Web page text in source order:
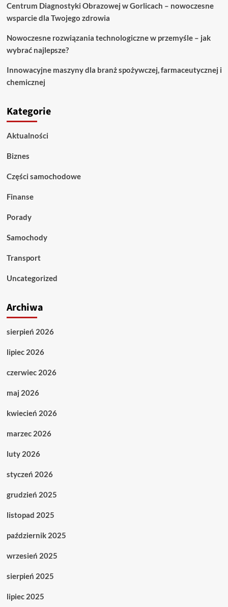
Centrum Diagnostyki Obrazowej w Gorlicach – nowoczesne
wsparcie dla Twojego zdrowia
Nowoczesne rozwiązania technologiczne w przemyśle – jak
wybrać najlepsze?
Innowacyjne maszyny dla branż spożywczej, farmaceutycznej i
chemicznej
Kategorie
Aktualności
Biznes
Części samochodowe
Finanse
Porady
Samochody
Transport
Uncategorized
Archiwa
sierpień 2026
lipiec 2026
czerwiec 2026
maj 2026
kwiecień 2026
marzec 2026
luty 2026
styczeń 2026
grudzień 2025
listopad 2025
październik 2025
wrzesień 2025
sierpień 2025
lipiec 2025